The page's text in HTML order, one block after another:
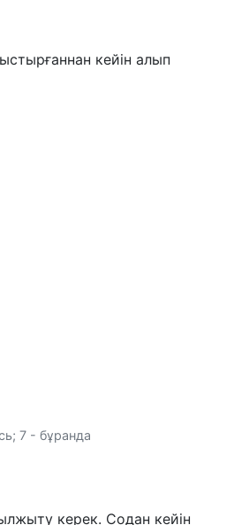
кейін алып
7 - бұранда
керек. Содан кейін